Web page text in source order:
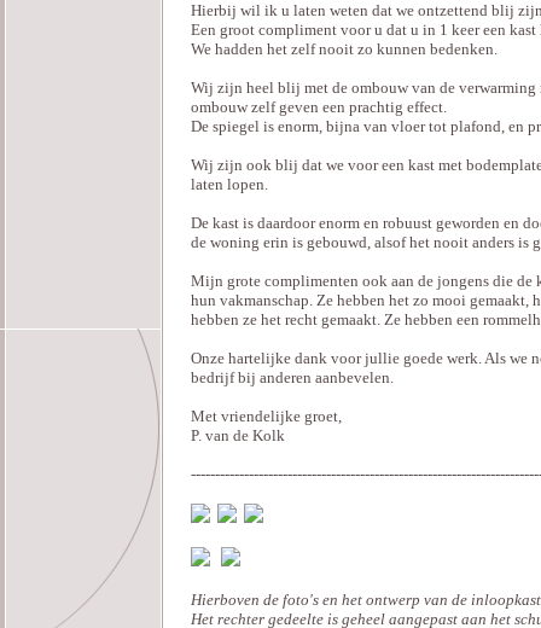
Hierbij wil ik u laten weten dat we ontzettend blij
Een groot compliment voor u dat u in 1 keer een
We hadden het zelf nooit zo kunnen bedenken.
Wij zijn heel blij met de ombouw van de verwarming
ombouw zelf geven een prachtig effect.
De spiegel is enorm, bijna van vloer tot plafond, en
Wij zijn ook blij dat we voor een kast met
laten lopen.
De kast is daardoor enorm en robuust geworden en
de woning erin is gebouwd, alsof het nooit anders is
Mijn grote complimenten ook aan de jongens die de
hun vakmanschap. Ze hebben het zo mooi
hebben ze het recht gemaakt. Ze hebben een
Onze hartelijke dank voor jullie goede werk. Als we
bedrijf bij anderen aanbevelen.
Met vriendelijke groet,
P. van de Kolk
Hierboven de foto's en het ontwerp van de
Het rechter gedeelte is geheel aangepast aan het